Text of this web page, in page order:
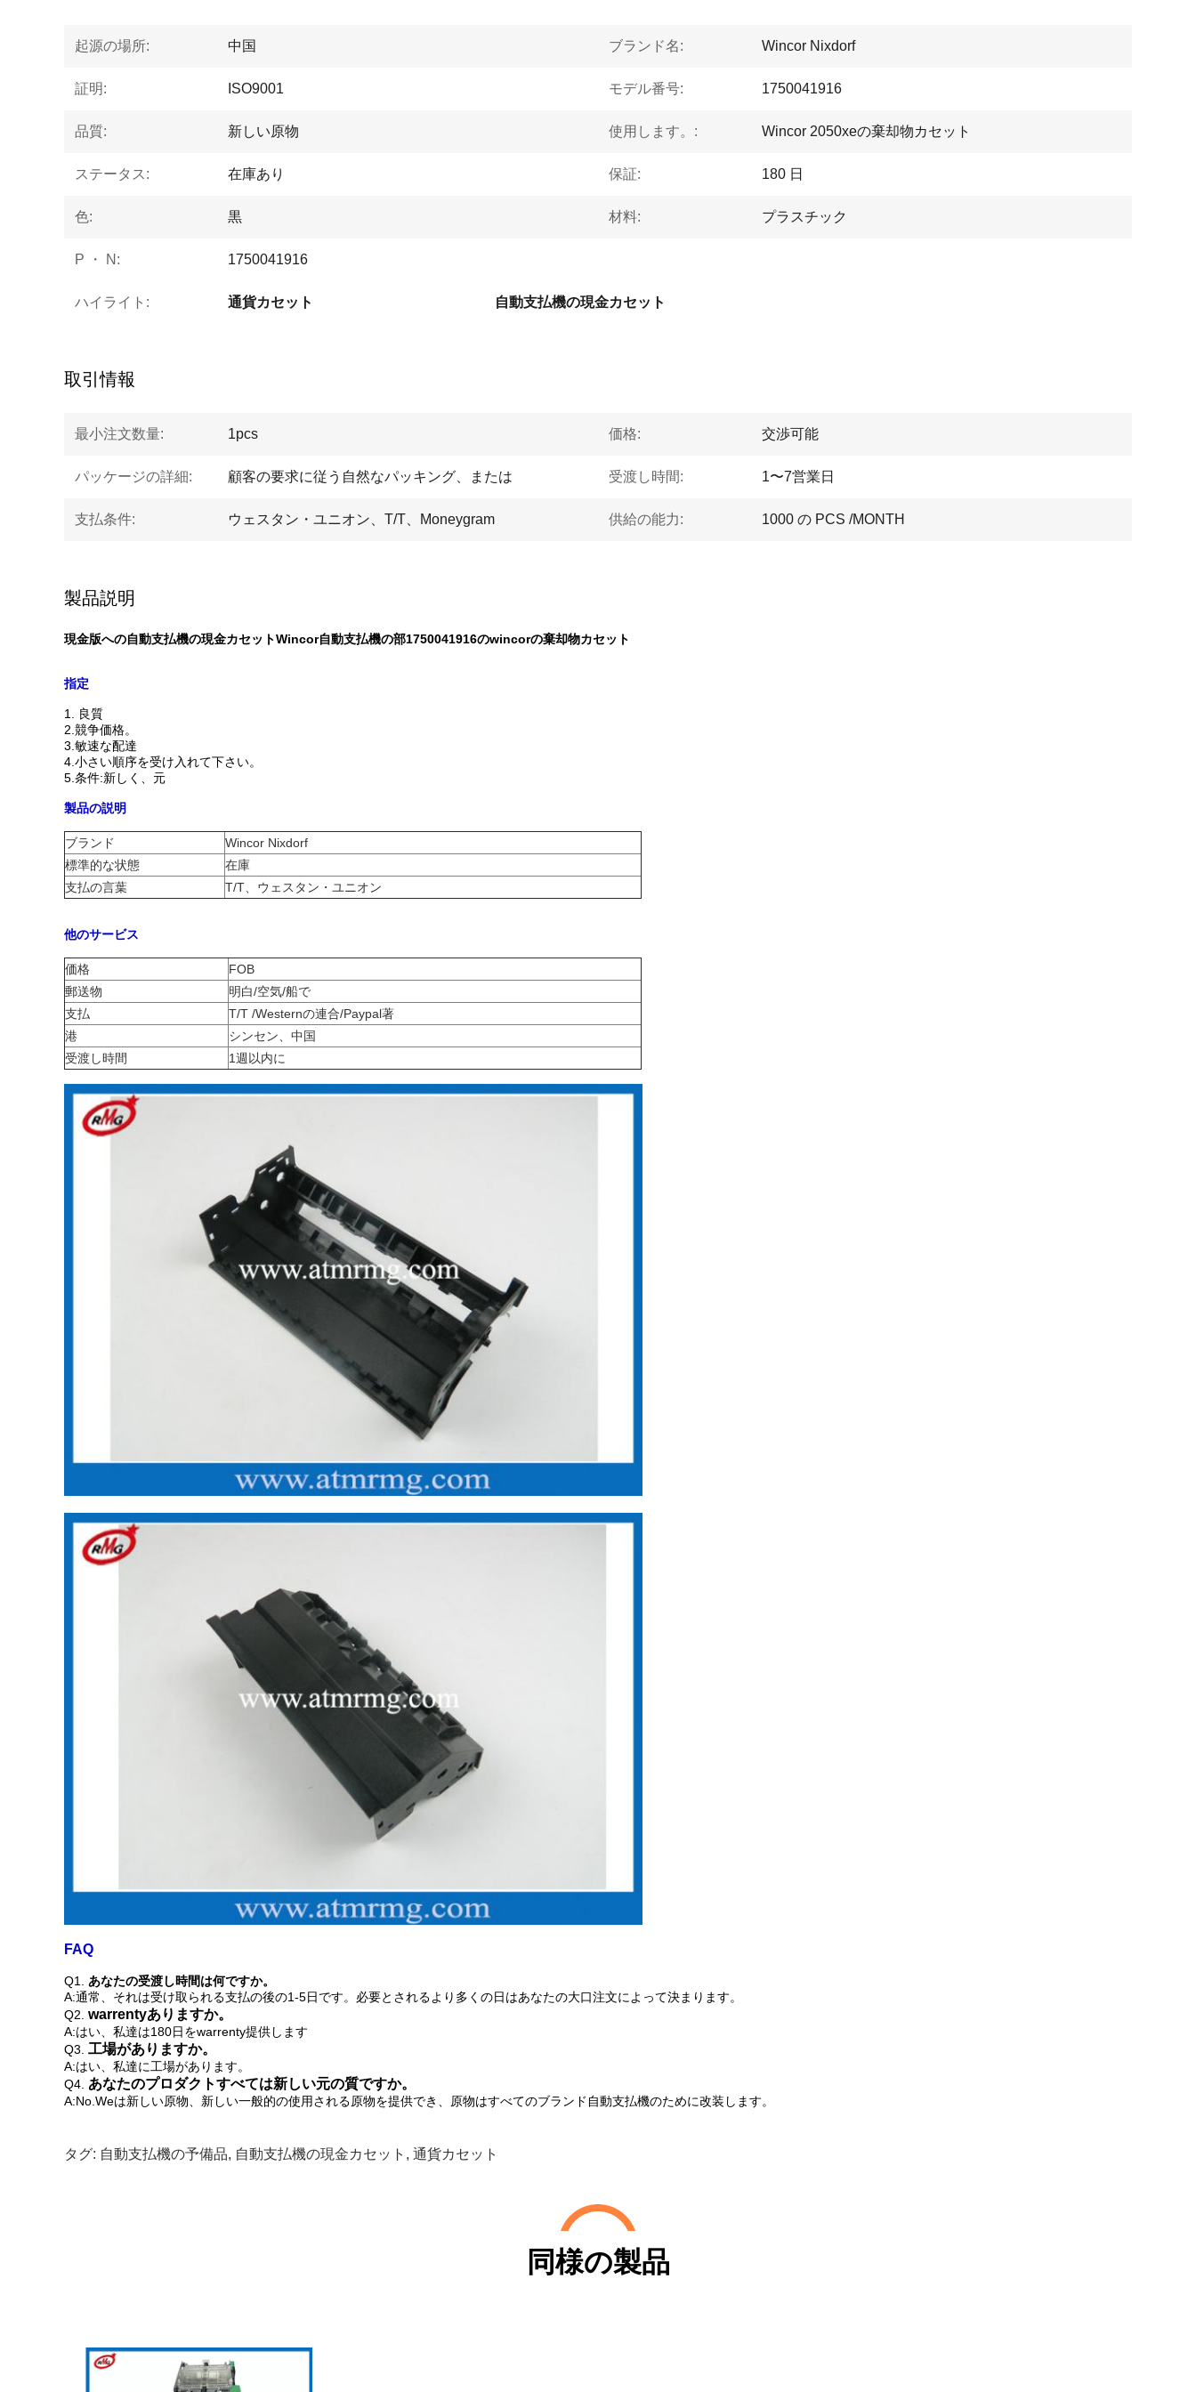
起源の場所: 中国 ブランド名: Wincor Nixdorf
証明: ISO9001 モデル番号: 1750041916
品質: 新しい原物 使用します。: Wincor 2050xeの棄却物カセット
ステータス: 在庫あり 保証: 180 日
色: 黒 材料: プラスチック
P ・ N: 1750041916
ハイライト: 通貨カセット 自動支払機の現金カセット
取引情報
最小注文数量: 1pcs 価格: 交渉可能
パッケージの詳細: 顧客の要求に従う自然なパッキング、または 受渡し時間: 1〜7営業日
支払条件: ウェスタン・ユニオン、T/T、Moneygram 供給の能力: 1000 の PCS /MONTH
製品説明
現金版への自動支払機の現金カセットWincor自動支払機の部1750041916のwincorの棄却物カセット
指定
1. 良質
2.競争価格。
3.敏速な配達
4.小さい順序を受け入れて下さい。
5.条件:新しく、元
製品の説明
ブランド
Wincor Nixdorf
標準的な状態
在庫
支払の言葉
T/T、ウェスタン・ユニオン
他のサービス
価格
FOB
郵送物
明白/空気/船で
支払
T/T /Westernの連合/Paypal著
港
シンセン、中国
受渡し時間
1週以内に
FAQ
Q1. あなたの受渡し時間は何ですか。
A:通常、それは受け取られる支払の後の1-5日です。必要とされるより多くの日はあなたの大口注文によって決まります。
Q2. warrentyありますか。
A:はい、私達は180日をwarrenty提供します
Q3. 工場がありますか。
A:はい、私達に工場があります。
Q4. あなたのプロダクトすべては新しい元の質ですか。
A:No.Weは新しい原物、新しい一般的の使用される原物を提供でき、 原物はすべてのブランド自動支払機のために改装します。
タグ: 自動支払機の予備品, 自動支払機の現金カセット , 通貨カセット
同様の製品